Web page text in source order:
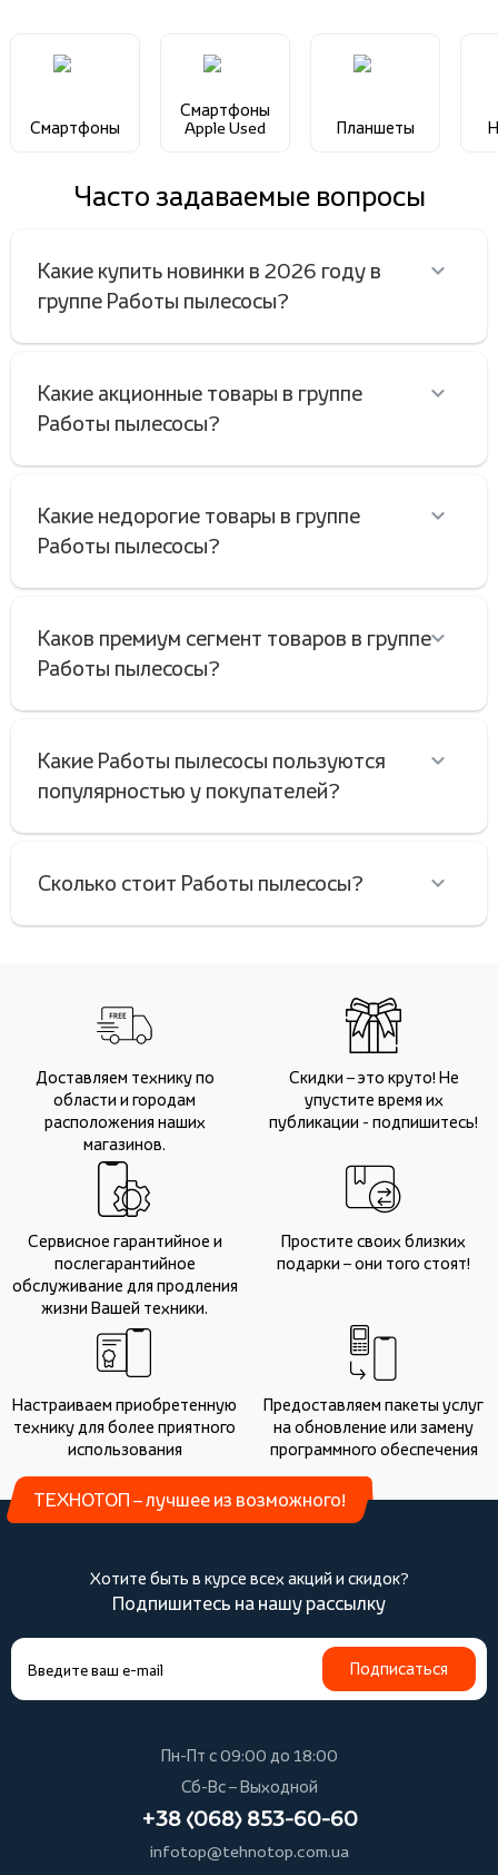
Смартфоны
Смартфоны
Apple Used
Планшеты
Часто задаваемые вопросы
Какие купить новинки в 2026 году в
группе Работы пылесосы?
Какие акционные товары в группе
Работы пылесосы?
Какие недорогие товары в группе
Работы пылесосы?
Каков премиум сегмент товаров в группе
Работы пылесосы?
Какие Работы пылесосы пользуются
популярностью у покупателей?
Сколько стоит Работы пылесосы?
Доставляем технику по
области и городам
расположения наших
магазинов.
Скидки – это круто! Не
упустите время их
публикации - подпишитесь!
Сервисное гарантийное и
послегарантийное
обслуживание для продления
жизни Вашей техники.
Простите своих близких
подарки – они того стоят!
Настраиваем приобретенную
технику для более приятного
использования
Предоставляем пакеты услуг
на обновление или замену
программного обеспечения
ТЕХНОТОП – лучшее из возможного!
Хотите быть в курсе всех акций и скидок?
Подпишитесь на нашу рассылку
Подписаться
Пн-Пт с 09:00 до 18:00
Сб-Вс – Выходной
+38 (068) 853-60-60
infotop@tehnotop.com.ua